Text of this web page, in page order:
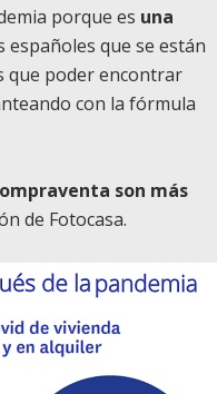
porque es una
españoles que se están
que poder encontrar
con la fórmula
son más
de Fotocasa.